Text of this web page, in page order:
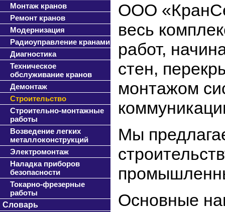
Монтаж кранов
Ремонт кранов
Модернизация
Радиоуправление кранами
Диагностика
Техническое
обслуживание кранов
Демонтаж
Строительство
Строительно-монтажные
работы
Возведение легких
металлоконструкций
Электромонтаж
Наладка приборов
безопасности
Токарно-фрезерные
работы
Словарь
ООО
весь
работ,
стен,
монтажом
Мы
Основные